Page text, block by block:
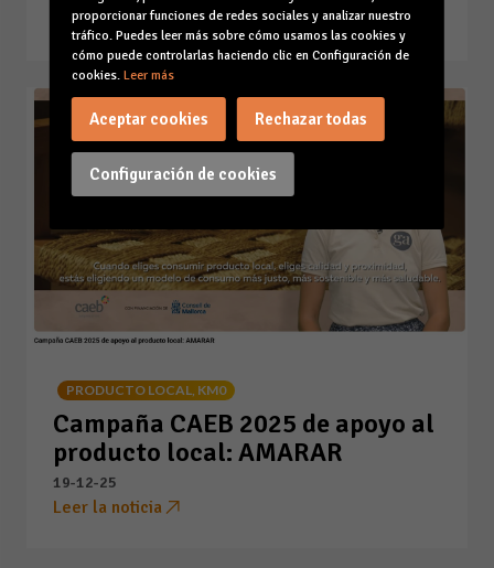
Leer la noticia
PRODUCTO LOCAL, KM0
Campaña CAEB 2025 de apoyo al
producto local: AMARAR
19-12-25
Leer la noticia
proporcionar funciones de redes sociales y analizar nuestro
tráfico. Puedes leer más sobre cómo usamos las cookies y
cómo puede controlarlas haciendo clic en Configuración de
cookies. Leer más
Configuración de cookies
Aceptar cookies Rechazar todas